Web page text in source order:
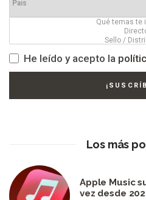
He leído y acepto la
Los más
Apple Music
vez desde